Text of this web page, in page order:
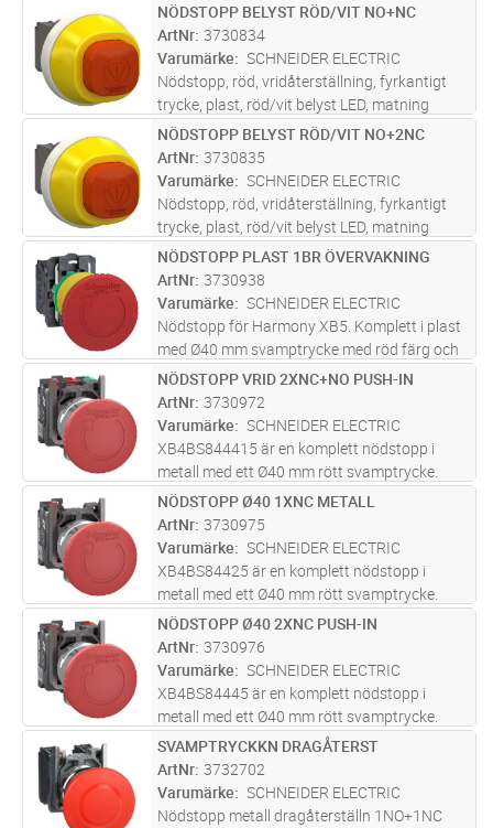
ST Lägg i kundvagn
NÖDSTOPP BELYST RÖD/VIT NO+NC
ArtNr 3730834
Varumärke
SCHNEIDER ELECTRIC
Nödstopp, röd, vridåterställning, fyrkantigt
trycke, plast, röd/vit belyst LED, matning
24VACDC 1NO+1NC
ST Lägg i kundvagn
NÖDSTOPP BELYST RÖD/VIT NO+2NC
ArtNr 3730835
Varumärke
SCHNEIDER ELECTRIC
Nödstopp, röd, vridåterställning, fyrkantigt
trycke, plast, röd/vit belyst LED, matning
24VACDC 1NO+1NC
ST Lägg i kundvagn
NÖDSTOPP PLAST 1BR ÖVERVAKNING
ArtNr 3730938
Varumärke
SCHNEIDER ELECTRIC
Nödstopp för Harmony XB5. Komplett i plast
med Ø40 mm svamptrycke med röd färg och
tryck/vrid funktion. 1xNC+1xNC kontakter
med övervakning.
ST Lägg i kundvagn
NÖDSTOPP VRID 2XNC+NO PUSH-IN
ArtNr 3730972
Varumärke
SCHNEIDER ELECTRIC
XB4BS844415 är en komplett nödstopp i
metall med ett Ø40 mm rött svamptrycke.
Nödstoppet aktiveras med ett tryck och
återställs genom att vrida svamptrycket
medurs. Manöverhuvudet har en mekanisk
fjä...läs mer
ST Lägg i kundvagn
NÖDSTOPP Ø40 1XNC METALL
ArtNr 3730975
Varumärke
SCHNEIDER ELECTRIC
XB4BS84425 är en komplett nödstopp i
metall med ett Ø40 mm rött svamptrycke.
Nödstoppet aktiveras med ett tryck och
återställs genom att vrida svamptrycket
medurs. Manöverhuvudet har en mekanisk
fjäd...läs mer
ST Lägg i kundvagn
NÖDSTOPP Ø40 2XNC PUSH-IN
ArtNr 3730976
Varumärke
SCHNEIDER ELECTRIC
XB4BS84445 är en komplett nödstopp i
metall med ett Ø40 mm rött svamptrycke.
Nödstoppet aktiveras med ett tryck och
återställs genom att vrida svamptrycket
medurs. Manöverhuvudet har en mekanisk
fjäd...läs mer
ST Lägg i kundvagn
SVAMPTRYCKKN DRAGÅTERST
ArtNr 3732702
Varumärke
SCHNEIDER ELECTRIC
Nödstopp metall dragåterställn 1NO+1NC